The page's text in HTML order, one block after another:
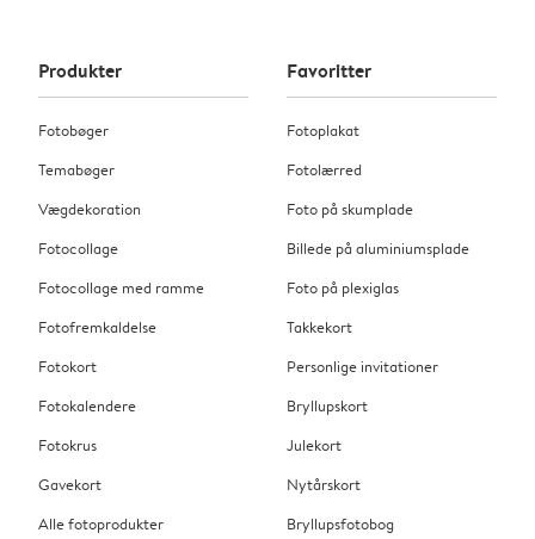
Produkter
Fotobøger
Temabøger
Vægdekoration
Fotocollage
Fotocollage med ramme
Fotofremkaldelse
Fotokort
Fotokalendere
Fotokrus
Gavekort
Alle fotoprodukter
Favoritter
Fotoplakat
Fotolærred
Foto på skumplade
Billede på aluminiumsplade
Foto på plexiglas
Takkekort
Personlige invitationer
Bryllupskort
Julekort
Nytårskort
Bryllupsfotobog